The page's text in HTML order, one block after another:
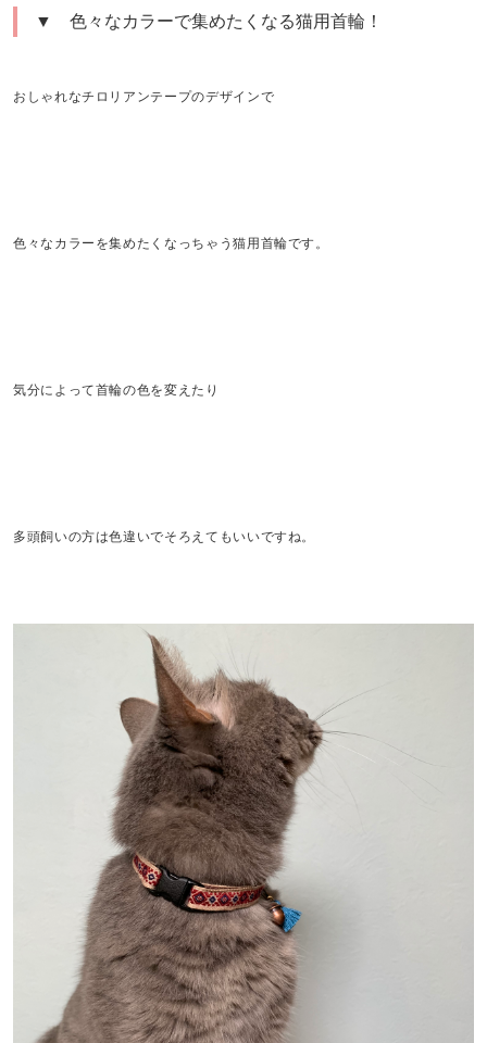
▼ 色々なカラーで集めたくなる猫用首輪！
おしゃれなチロリアンテープのデザインで
色々なカラーを集めたくなっちゃう猫用首輪です。
気分によって首輪の色を変えたり
多頭飼いの方は色違いでそろえてもいいですね。